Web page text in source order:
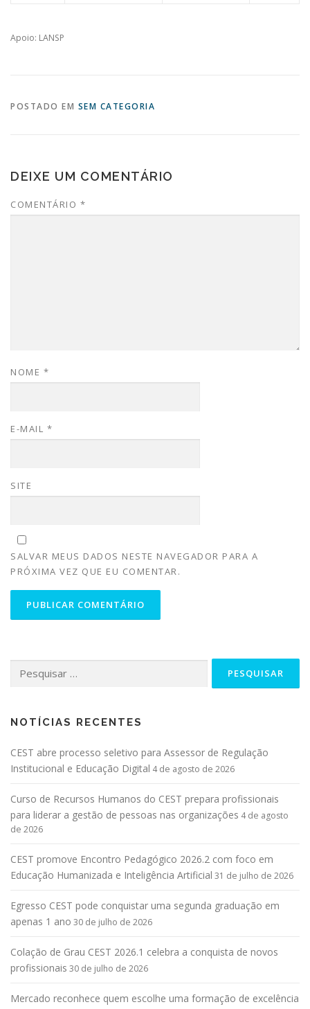
Apoio: LANSP
POSTADO EM SEM CATEGORIA
DEIXE UM COMENTÁRIO
COMENTÁRIO *
NOME *
E-MAIL *
SITE
SALVAR MEUS DADOS NESTE NAVEGADOR PARA A
PRÓXIMA VEZ QUE EU COMENTAR.
NOTÍCIAS RECENTES
CEST abre processo seletivo para Assessor de Regulação
Institucional e Educação Digital 4 de agosto de 2026
Curso de Recursos Humanos do CEST prepara profissionais
para liderar a gestão de pessoas nas organizações 4 de agosto
de 2026
CEST promove Encontro Pedagógico 2026.2 com foco em
Educação Humanizada e Inteligência Artificial 31 de julho de 2026
Egresso CEST pode conquistar uma segunda graduação em
apenas 1 ano 30 de julho de 2026
Colação de Grau CEST 2026.1 celebra a conquista de novos
profissionais 30 de julho de 2026
Mercado reconhece quem escolhe uma formação de excelência